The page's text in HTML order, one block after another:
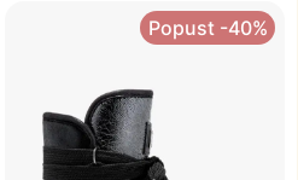
Popust -40%